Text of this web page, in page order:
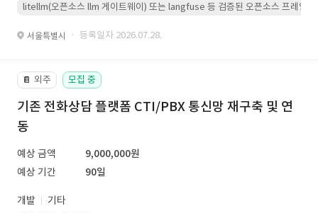
litellm(오픈소스 llm 게이트웨이) 또는 langfuse 등 검증된 오픈소스 프레임워
서울특별시 · 등록일자 2026.07.28.
📔 외주 모집 중
기존 전화상담 플랫폼 CTI/PBX 통신망 재구축 및 연
동
예상 금액
9,000,000원
예상 기간
90일
개발
기타